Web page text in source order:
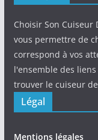
Choisir Son Cuiseur
vous permettre de
correspond à vos
l'ensemble des
trouver le cuiseur
Légal
Mentions légales